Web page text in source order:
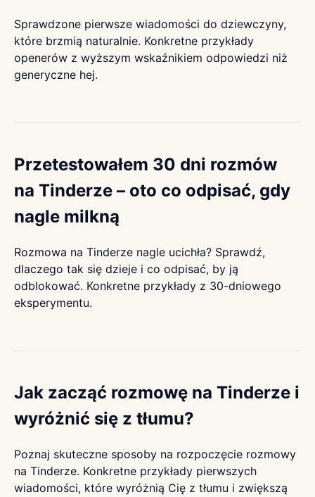
Sprawdzone pierwsze wiadomości do dziewczyny,
które brzmią naturalnie. Konkretne przykłady
openerów z wyższym wskaźnikiem odpowiedzi niż
generyczne hej.
Przetestowałem 30 dni rozmów
na Tinderze – oto co odpisać, gdy
nagle milkną
Rozmowa na Tinderze nagle ucichła? Sprawdź,
dlaczego tak się dzieje i co odpisać, by ją
odblokować. Konkretne przykłady z 30-dniowego
eksperymentu.
Jak zacząć rozmowę na Tinderze i
wyróżnić się z tłumu?
Poznaj skuteczne sposoby na rozpoczęcie rozmowy
na Tinderze. Konkretne przykłady pierwszych
wiadomości, które wyróżnią Cię z tłumu i zwiększą